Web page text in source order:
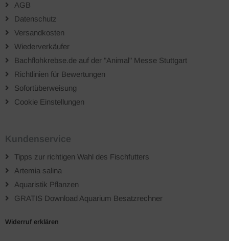
AGB
Datenschutz
Versandkosten
Wiederverkäufer
Bachflohkrebse.de auf der "Animal" Messe Stuttgart
Richtlinien für Bewertungen
Sofortüberweisung
Cookie Einstellungen
Kundenservice
Tipps zur richtigen Wahl des Fischfutters
Artemia salina
Aquaristik Pflanzen
GRATIS Download Aquarium Besatzrechner
Widerruf erklären